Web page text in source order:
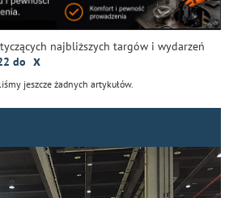
najbliższych targów i wydarzeń
do x
jeszcze żadnych artykułów.